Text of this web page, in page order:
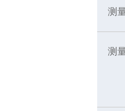
测
测